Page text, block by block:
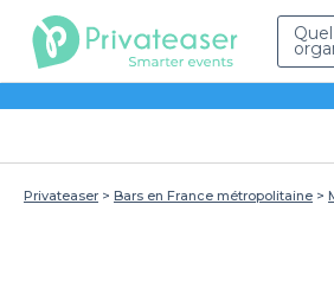
Privateaser Bars en France métropolitaine